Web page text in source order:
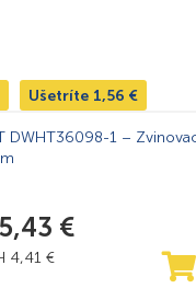
vaše
kde
vaše projekty, či už
Ušetríte 1,56 €
DWHT36098-1 –
5,43 €
4,41 €